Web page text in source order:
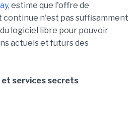
, estime que l'offre de
n'est pas suffisamment
logiciel libre pour pouvoir
actuels et futurs des
services secrets